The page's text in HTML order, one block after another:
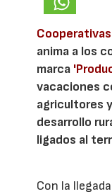
anima a los
marca
vacaciones
agricultores
desarrollo
ligados al
Con la